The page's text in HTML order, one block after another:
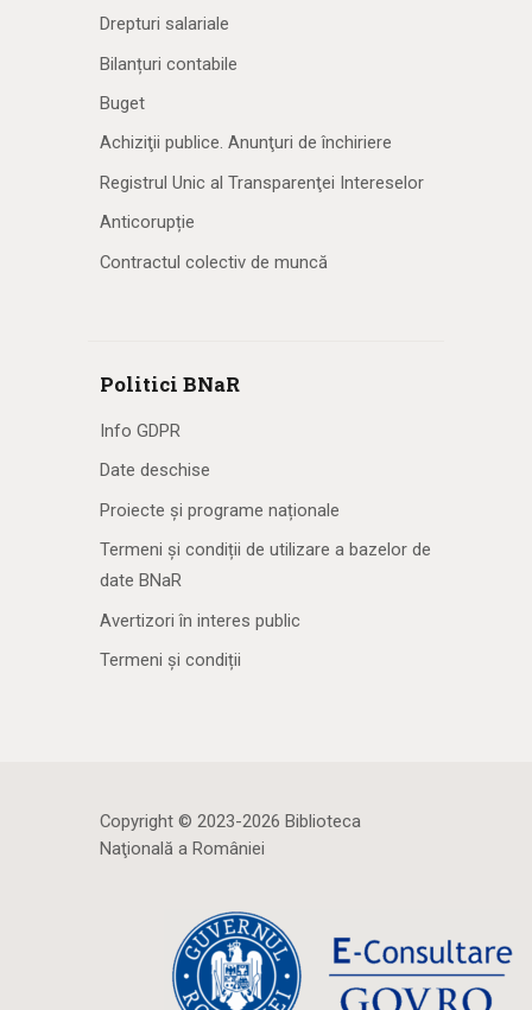
Drepturi salariale
Bilanțuri contabile
Buget
Achiziţii publice. Anunţuri de închiriere
Registrul Unic al Transparenţei Intereselor
Anticorupție
Contractul colectiv de muncă
Politici BNaR
Info GDPR
Date deschise
Proiecte și programe naționale
Termeni și condiții de utilizare a bazelor de
date BNaR
Avertizori în interes public
Termeni și condiții
Copyright © 2023-2026 Biblioteca
Naţională a României